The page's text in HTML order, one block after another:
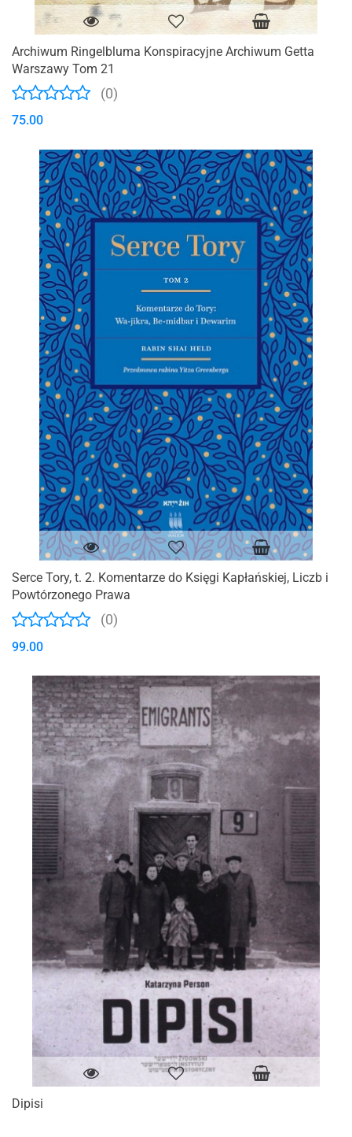
Archiwum Ringelbluma Konspiracyjne Archiwum Getta
Warszawy Tom 21
(0)
75.00
Serce Tory, t. 2. Komentarze do Księgi Kapłańskiej, Liczb i
Powtórzonego Prawa
(0)
99.00
Dipisi